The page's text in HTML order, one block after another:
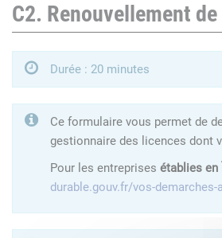
C2. Renouvellement
Durée : 20 minutes
Ce formulaire vous permet de
gestionnaire des licences dont
Pour les entreprises établies en
durable.gouv.fr/vos-demarches-